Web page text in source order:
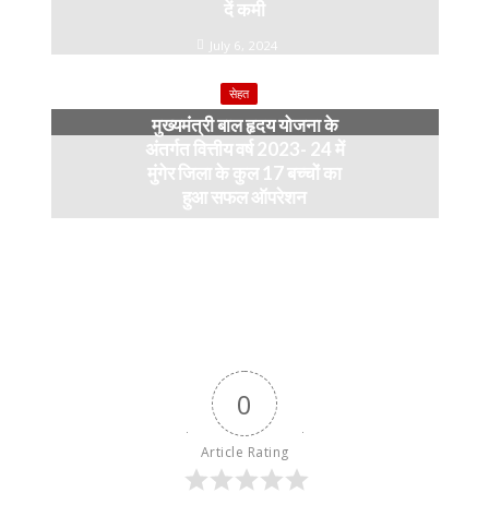
दें कमी
July 6, 2024
सेहत
मुख्यमंत्री बाल हृदय योजना के
अंतर्गत वित्तीय वर्ष 2023- 24 में
मुंगेर जिला के कुल 17 बच्चों का
हुआ सफल ऑपरेशन
0
Article Rating